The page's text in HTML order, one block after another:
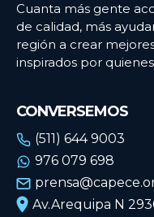
BOLIVIA
CHILE
ECUADOR
MÉXICO
URUGUAY
VENEZUELA
BOLIVIA
CHILE
ECUADOR
MÉXICO
URUGUAY
VENEZUELA
Cuanta más gente
de calidad, más
región a crear
inspirados por
CONVERSEMOS
(511) 644 9003
976 079 698
Av.Arequipa N